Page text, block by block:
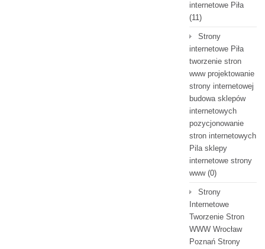
internetowe Piła
(11)
Strony
internetowe Piła
tworzenie stron
www projektowanie
strony internetowej
budowa sklepów
internetowych
pozycjonowanie
stron internetowych
Pila sklepy
internetowe strony
www(0)
Strony
Internetowe
Tworzenie Stron
WWW Wrocław
Poznań Strony